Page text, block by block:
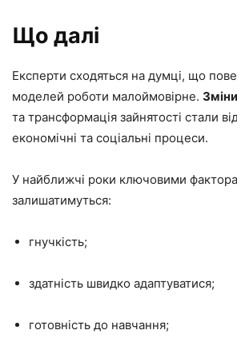
Що далі
Експерти сходяться на думці, що
моделей роботи малоймовірне.
та трансформація зайнятості стали
економічні та соціальні процеси.
У найближчі роки ключовими
залишатимуться:
гнучкість;
здатність швидко адаптуватися;
готовність до навчання;